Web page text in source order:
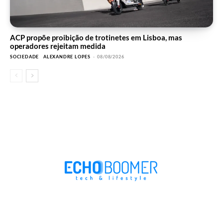
ACP propõe proibição de trotinetes em Lisboa, mas
operadores rejeitam medida
SOCIEDADE ALEXANDRE LOPES - 08/08/2026